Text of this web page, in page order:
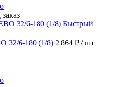
Быстрый
32/6-180 (1/8) 2 864 ₽ / шт